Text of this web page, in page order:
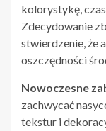
kolorystykę,
Zdecydowanie
stwierdzenie, że
oszczędności
Nowoczesne
zachwycać
tekstur i